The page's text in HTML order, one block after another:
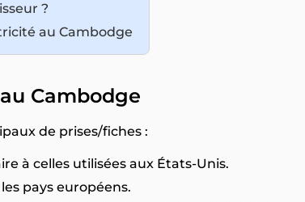
?
au Cambodge
Cambodge
de prises/fiches :
à celles utilisées aux États-Unis.
pays européens.